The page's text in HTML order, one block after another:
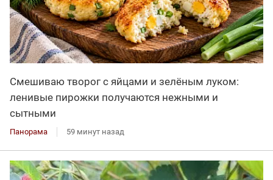
Смешиваю творог с яйцами и зелёным луком:
ленивые пирожки получаются нежными и
сытными
Панорама 59 минут назад